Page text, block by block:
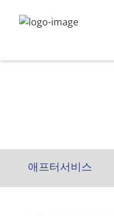
애프터서비스